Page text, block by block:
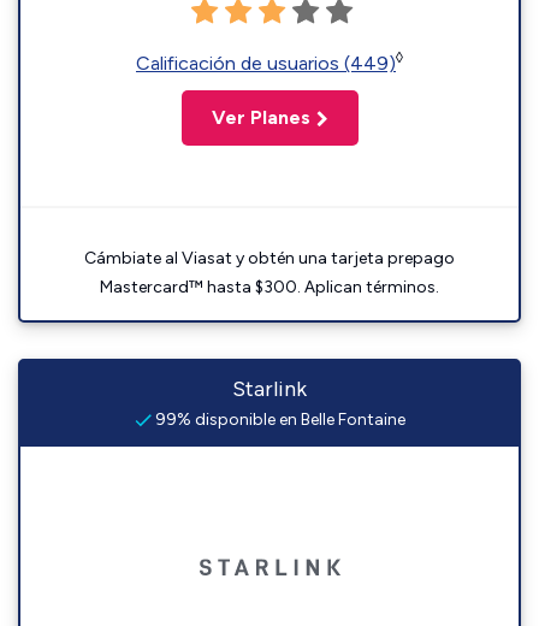
Calificación de usuarios (449)◊
Ver Planes
Cámbiate al Viasat y obtén una tarjeta prepago
Mastercard™ hasta $300. Aplican términos.
Starlink
99% disponible en Belle Fontaine